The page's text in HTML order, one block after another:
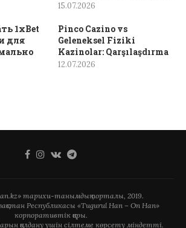
15.07.2026
1xBet
для
Pinco Cazino vs
Geleneksel Fiziki
Kazinolar: Qarşılaşdırma
12.07.2026
тарихи-танымдық порталы, 2019.
Республикасы «Tugurul Han – On Han»
корпоративтік қоры.
қолдану үшін сілтеме көрсету міндетті.